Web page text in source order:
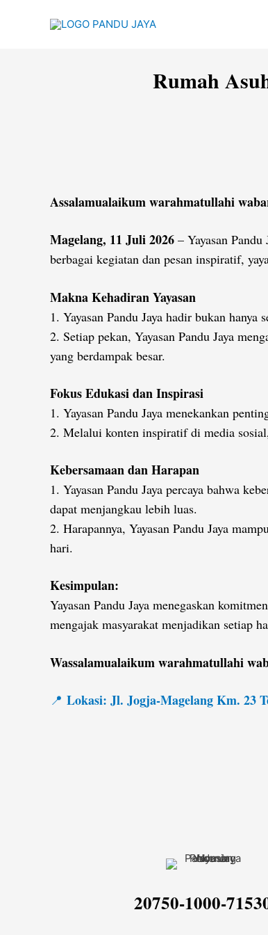
Rumah
Assalamualaikum warahmatullahi
Magelang, 11 Juli 2026 – Yayasan
berbagai kegiatan dan pesan inspiratif,
Makna Kehadiran Yayasan
1. Yayasan Pandu Jaya hadir bukan
2. Setiap pekan, Yayasan Pandu Jaya
yang berdampak besar.
Fokus Edukasi dan Inspirasi
1. Yayasan Pandu Jaya menekankan
2. Melalui konten inspiratif di media
Kebersamaan dan Harapan
1. Yayasan Pandu Jaya percaya bahwa
dapat menjangkau lebih luas.
2. Harapannya, Yayasan Pandu Jaya
hari.
Kesimpulan:
Yayasan Pandu Jaya menegaskan
mengajak masyarakat menjadikan setiap
Wassalamualaikum warahmatullahi
📍 Lokasi: Jl. Jogja-Magelang Km. 23
20750-1000-